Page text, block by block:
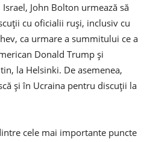
John Bolton urmează să
cu oficialii ruși, inclusiv cu
ca urmare a summitului ce a
Donald Trump și
la Helsinki. De asemenea,
și în Ucraina pentru discuții la
cele mai importante puncte